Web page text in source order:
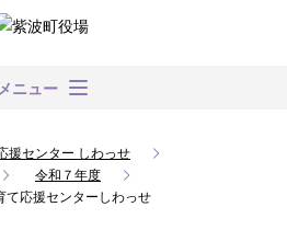
メニュー
援センター しわっせ
令和７年度
て応援センターしわっせ